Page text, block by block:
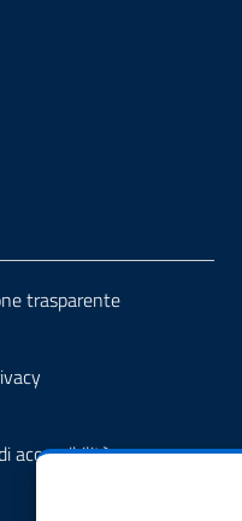
trasparente
accessibilità